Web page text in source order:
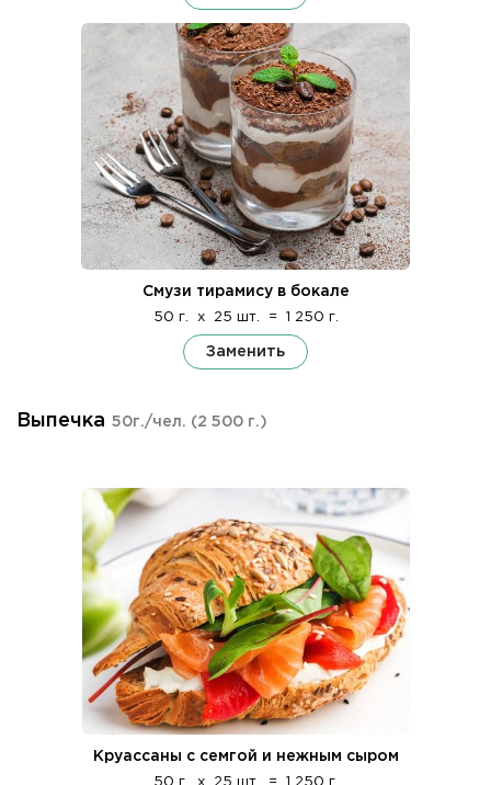
Смузи тирамису в бокале
50 г. x 25 шт. = 1 250 г.
Заменить
Выпечка 50г./чел. (2 500 г.)
Круассаны с семгой и нежным сыром
50 г. x 25 шт. = 1 250 г.